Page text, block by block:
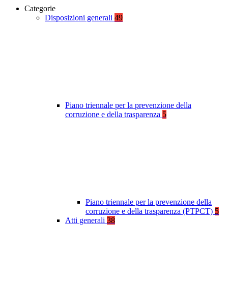
Categorie
Disposizioni generali 49
Piano triennale per la prevenzione della
corruzione e della trasparenza 5
Piano triennale per la prevenzione della
corruzione e della trasparenza (PTPCT) 5
Atti generali 38